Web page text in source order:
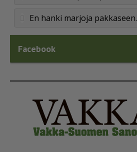
En hanki marjoja pakkaseen.
Facebook